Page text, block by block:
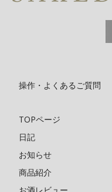
操作・よくあるご質問
TOPページ
日記
お知らせ
商品紹介